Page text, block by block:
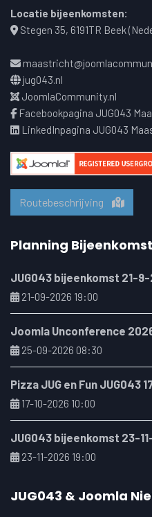
Locatie bijeenkomsten:
Stegen 35, 6191TR Beek
jug043.nl
JoomlaCommunity.nl
Facebookpagina JUG043
LinkedInpagina JUG043
Routebeschrijving
Planning
JUG043 bijeenkomst 21-9-
21-09-2026 19:00
Joomla Unconference
25-09-2026 08:30
Pizza JUG en Fun JUG043
17-10-2026 10:00
JUG043 bijeenkomst 23-
23-11-2026 19:00
JUG043 & Joomla